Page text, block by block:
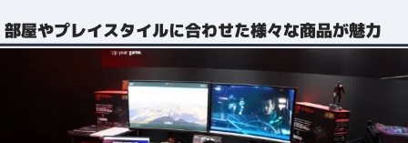
部屋やプレイスタイルに合わせた様々な商品が魅力